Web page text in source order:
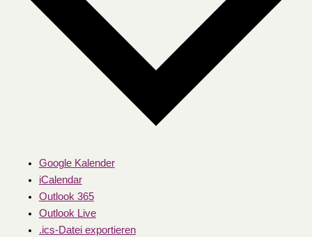
Google Kalender
iCalendar
Outlook 365
Outlook Live
.ics-Datei exportieren